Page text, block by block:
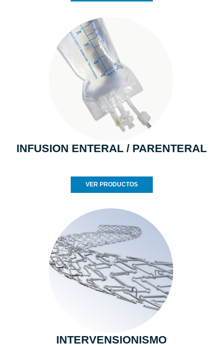
INFUSION ENTERAL / PARENTERAL
VER PRODUCTOS
INTERVENSIONISMO